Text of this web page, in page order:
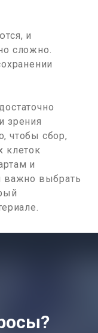
и
сложно.
зрения
чтобы сбор,
клеток
и
важно выбрать